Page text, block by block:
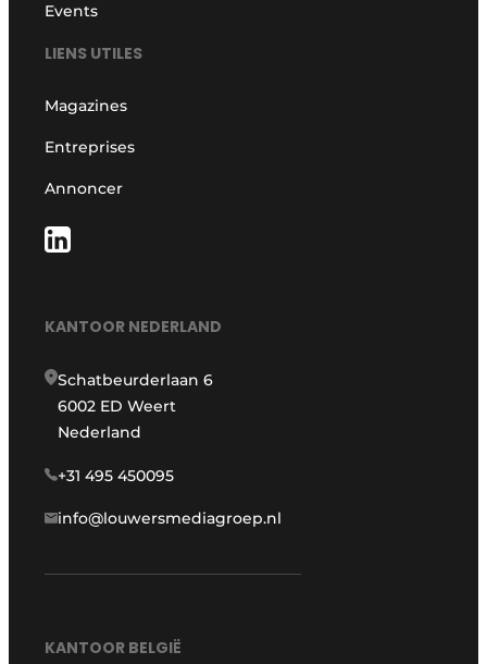
Events
LIENS UTILES
Magazines
Entreprises
Annoncer
KANTOOR NEDERLAND
Schatbeurderlaan 6
6002 ED Weert
Nederland
+31 495 450095
info@louwersmediagroep.nl
KANTOOR BELGIË